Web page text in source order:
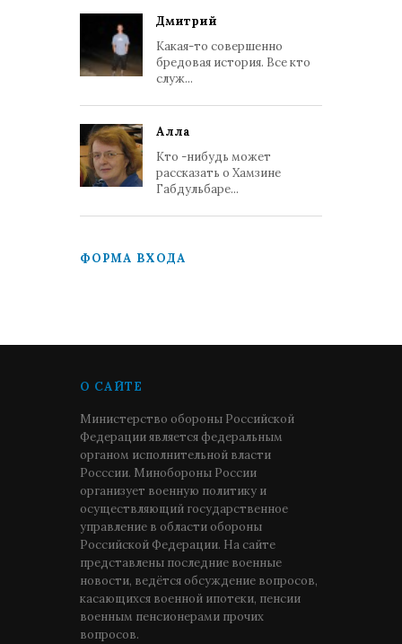
Дмитрий
Какая-то совершенно
бредовая история. Все кто
служ...
Алла
Кто -нибудь может
рассказать о Хамзине
Габдульбаре...
ФОРМА ВХОДА
О САЙТЕ
Министерство обороны Российской
Федерации является федеральным
органом исполнительной власти
Росссии. Минобороны России
организует военную политику и
осуществляющий государственное
управление в области обороны
Российской Федерации. На сайте
представлены последние военные
новости, ведётся обсуждение вопросов,
касающихся военной ипотеки, пенсии
военным пенсионерами прочих
вопросов.